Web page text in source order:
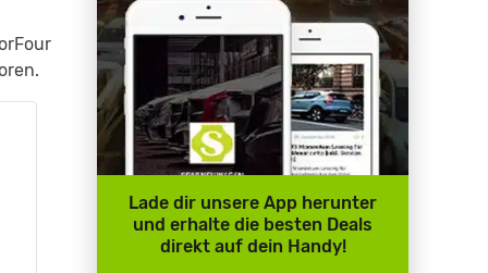
Lade dir unsere App herunter
und erhalte die besten Deals
direkt auf dein Handy!